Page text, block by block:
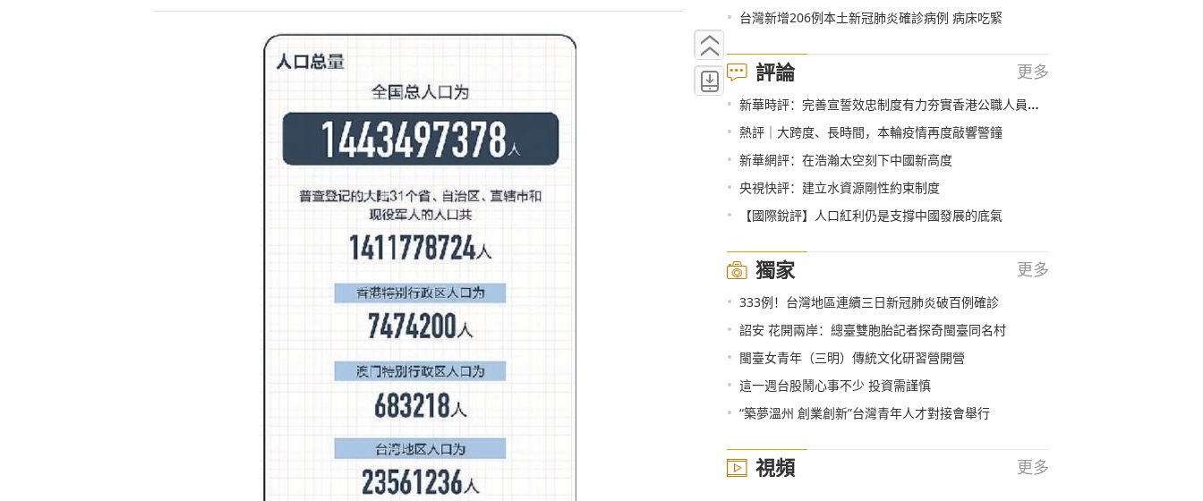
• 台灣新增206例本土新冠肺炎確診病例 病床吃緊
評論 更多
• 新華時評：完善宣誓效忠制度有力夯實香港公職人員責任擔當
• 熱評｜大跨度、長時間，本輪疫情再度敲響警鐘
• 新華網評：在浩瀚太空刻下中國新高度
• 央視快評：建立水資源剛性約束制度
• 【國際銳評】人口紅利仍是支撐中國發展的底氣
獨家 更多
• 333例！台灣地區連續三日新冠肺炎破百例確診
• 詔安 花開兩岸：總臺雙胞胎記者探奇閩臺同名村
• 閩臺女青年（三明）傳統文化研習營開營
• 這一週台股鬧心事不少 投資需謹慎
• “築夢溫州 創業創新”台灣青年人才對接會舉行
視頻 更多